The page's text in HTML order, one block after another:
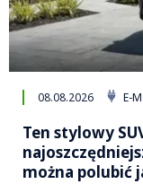
08.08.2026 E-
Ten stylowy
można polubić